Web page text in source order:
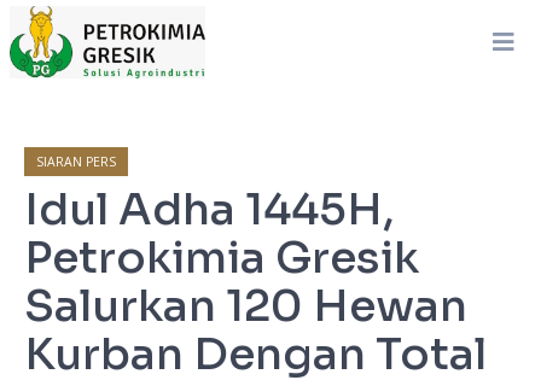
SIARAN PERS
Idul Adha 1445H,
Petrokimia Gresik
Salurkan 120 Hewan
Kurban Dengan Total